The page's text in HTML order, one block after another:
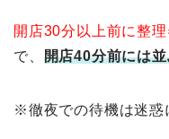
開店30分以上前に整
で、 開店40分前には
※徹夜での待機は迷惑